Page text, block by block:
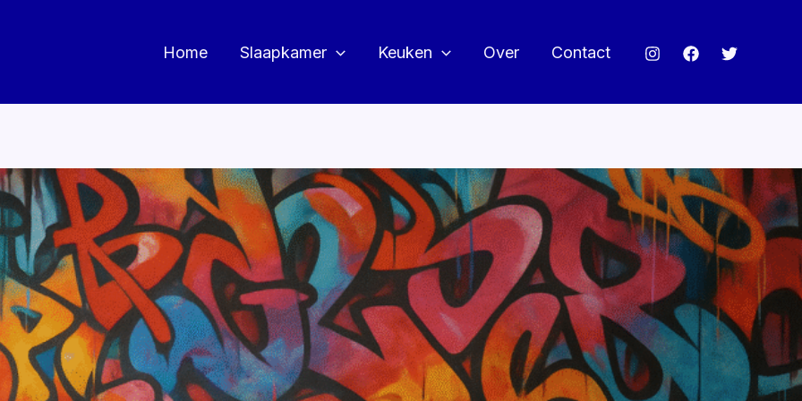
Home Slaapkamer Keuken Over Contact